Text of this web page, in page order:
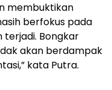
membuktikan
berfokus pada
terjadi. Bongkar
akan berdampak
kata Putra.